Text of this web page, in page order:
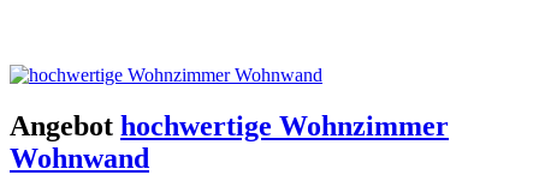
Angebot hochwertige Wohnzimmer
Wohnwand